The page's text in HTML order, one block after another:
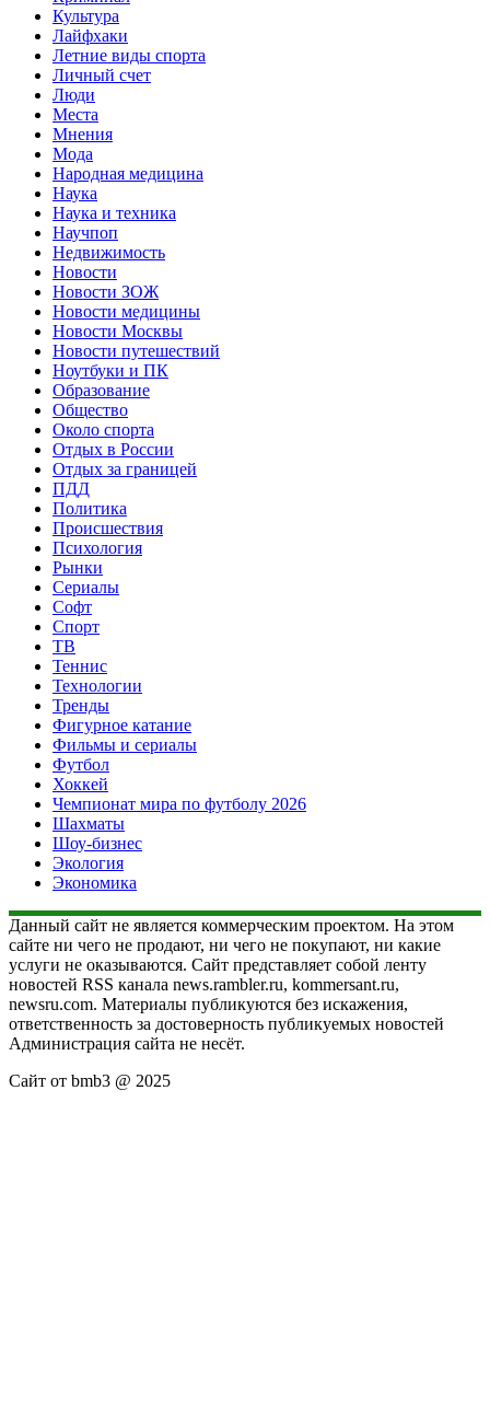
Культура
Лайфхаки
Летние виды спорта
Личный счет
Люди
Места
Мнения
Мода
Народная медицина
Наука
Наука и техника
Научпоп
Недвижимость
Новости
Новости ЗОЖ
Новости медицины
Новости Москвы
Новости путешествий
Ноутбуки и ПК
Образование
Общество
Около спорта
Отдых в России
Отдых за границей
ПДД
Политика
Происшествия
Психология
Рынки
Сериалы
Софт
Спорт
ТВ
Теннис
Технологии
Тренды
Фигурное катание
Фильмы и сериалы
Футбол
Хоккей
Чемпионат мира по футболу 2026
Шахматы
Шоу-бизнес
Экология
Экономика
Данный сайт не является коммерческим проектом. На этом
сайте ни чего не продают, ни чего не покупают, ни какие
услуги не оказываются. Сайт представляет собой ленту
новостей RSS канала news.rambler.ru, kommersant.ru,
newsru.com. Материалы публикуются без искажения,
ответственность за достоверность публикуемых новостей
Администрация сайта не несёт.
Сайт от bmb3 @ 2025